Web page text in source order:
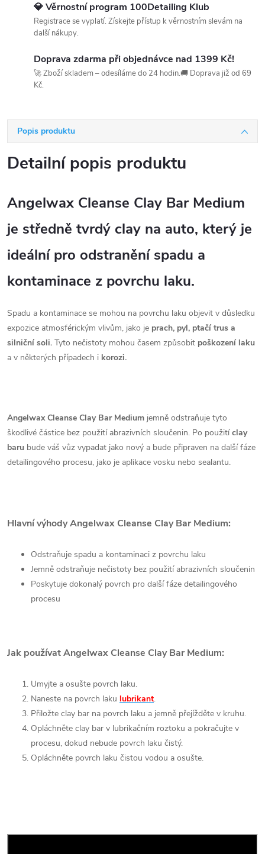
💎 Věrnostní program 100Detailing Klub
Registrace se vyplatí. Získejte přístup k věrnostním slevám na
další nákupy.
Doprava zdarma při objednávce nad 1399 Kč!
🚀 Zboží skladem – odesíláme do 24 hodin.🚚 Doprava již od 69
Kč.
Popis produktu
Detailní popis produktu
Angelwax Cleanse Clay Bar Medium
je středně tvrdý clay na auto, který je
ideální pro odstranění spadu a
kontaminace z povrchu laku.
Spadu a kontaminace se mohou na povrchu laku objevit v důsledku
expozice atmosférickým vlivům, jako je prach, pyl, ptačí trus a
silniční soli. Tyto nečistoty mohou časem způsobit poškození laku
a v některých případech i korozi.
Angelwax Cleanse Clay Bar Medium jemně odstraňuje tyto
škodlivé částice bez použití abrazivních sloučenin. Po použitíclay
baru bude váš vůz vypadat jako nový a bude připraven na další fáze
detailingového procesu, jako je aplikace vosku nebo sealantu.
Hlavní výhody Angelwax Cleanse Clay Bar Medium:
Odstraňuje spadu a kontaminaci z povrchu laku
Jemně odstraňuje nečistoty bez použití abrazivních sloučenin
Poskytuje dokonalý povrch pro další fáze detailingového
procesu
Jak používat Angelwax Cleanse Clay Bar Medium:
Umyjte a osušte povrch laku.
Naneste na povrch laku lubrikant.
Přiložte clay bar na povrch laku a jemně přejížděte v kruhu.
Opláchněte clay bar v lubrikačním roztoku a pokračujte v
procesu, dokud nebude povrch laku čistý.
Opláchněte povrch laku čistou vodou a osušte.